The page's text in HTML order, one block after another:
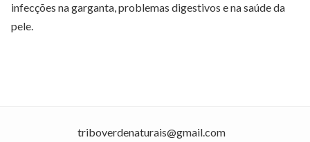
infecções na garganta, problemas digestivos e na saúde da
pele.
triboverdenaturais@gmail.com